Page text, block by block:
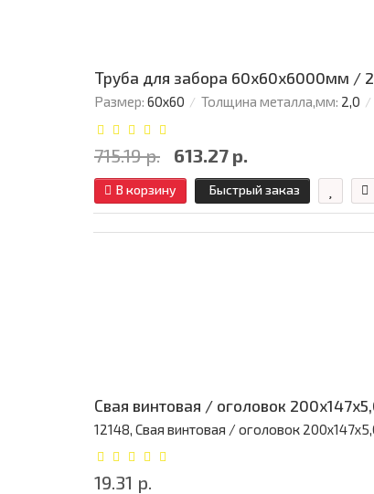
Труба для забора 60х60x6000мм /
Размер: 60х60 Толщина металла,мм: 2,0
715.19 р. 613.27 р.
В корзину Быстрый заказ
Свая винтовая / оголовок
12148, Свая винтовая / оголовок
19.31 р.